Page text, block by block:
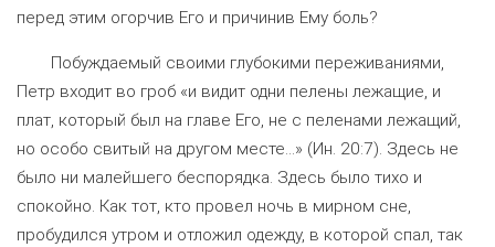
перед этим огорчив Его и причинив Ему боль?
Побуждаемый своими глубокими переживаниями,
Петр входит во гроб «и видит одни пелены лежащие, и
плат, который был на главе Его, не с пеленами лежащий,
но особо свитый на другом месте...» (Ин. 20:7). Здесь не
было ни малейшего беспорядка. Здесь было тихо и
спокойно. Как тот, кто провел ночь в мирном сне,
пробудился утром и отложил одежду, в которой спал, так